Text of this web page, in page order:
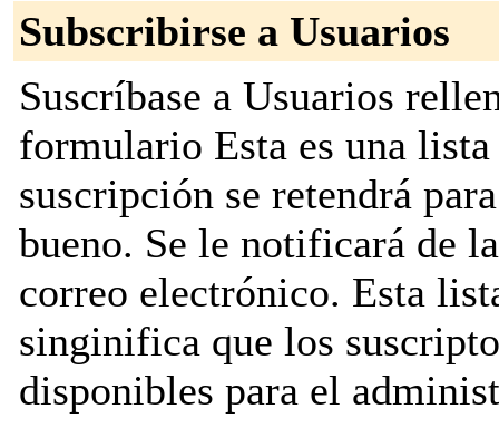
Subscribirse a Usuarios
Suscríbase a Usuarios
formulario Esta es una
suscripción se retendrá
bueno. Se le notificará de
correo electrónico. Esta
singinifica que los
disponibles para el